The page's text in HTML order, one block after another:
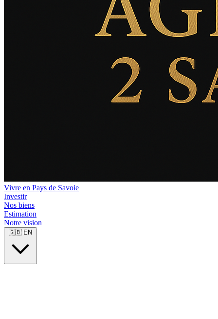
Vivre en Pays de Savoie
Investir
Nos biens
Estimation
Notre vision
🇬🇧 EN